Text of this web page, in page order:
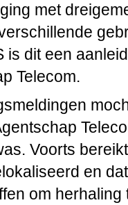
met
is dit een
Telecom.
Voorts
en
om herhaling